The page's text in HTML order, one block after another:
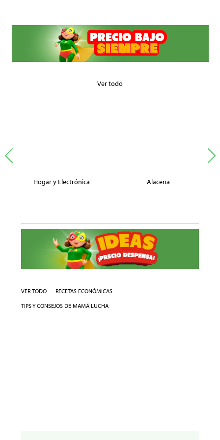
Ver todo
Hogar y Electrónica Alacena
VER TODO
RECETAS ECONÓMICAS
TIPS Y CONSEJOS DE MAMÁ LUCHA